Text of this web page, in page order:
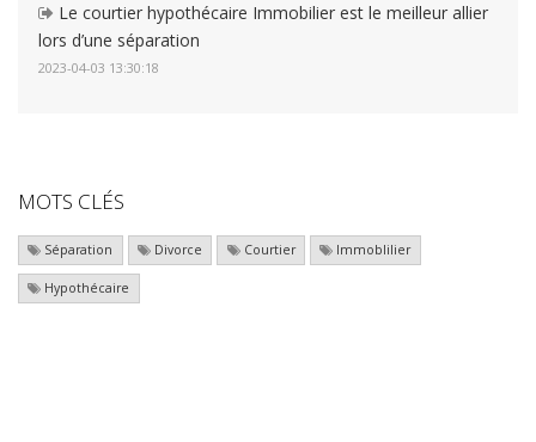
Le courtier hypothécaire Immobilier est le meilleur allier
lors d’une séparation
2023-04-03 13:30:18
MOTS CLÉS
Séparation Divorce Courtier Immoblilier
Hypothécaire